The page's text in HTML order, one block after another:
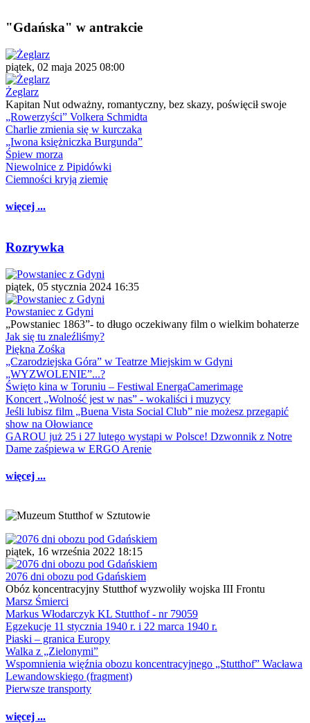
"Gdańska" w antrakcie
piątek, 02 maja 2025 08:00
Żeglarz
Kapitan Nut odważny, romantyczny, bez skazy, poświęcił swoje
„Rowerzyści” Volkera Schmidta
Charlie zmienia się w kurczaka
„Iwona księżniczka Burgunda”
Śpiew morza
Niewolnice z Pipidówki
Ciemności kryją ziemię
więcej ...
Rozrywka
piątek, 05 stycznia 2024 16:35
Powstaniec z Gdyni
„Powstaniec 1863”- to długo oczekiwany film o wielkim bohaterze
Jak się tu znaleźliśmy?
Piękna Zośka
„Czarodziejska Góra” w Teatrze Miejskim w Gdyni
„WYZWOLENIE”...?
Święto kina w Toruniu – Festiwal EnergaCamerimage
Koncert „Wolność jest w nas” - wokaliści i muzycy
Jeśli lubisz film „Buena Vista Social Club” nie możesz przegapić
show na Ołowiance
GAROU już 25 i 27 lutego wystąpi w Polsce! Dzwonnik z Notre
Dame zaśpiewa w ERGO Arenie
więcej ...
piątek, 16 września 2022 18:15
2076 dni obozu pod Gdańskiem
Obóz koncentracyjny Stutthof wyzwoliły wojska III Frontu
Marsz Śmierci
Markus Włodarczyk KL Stutthof - nr 79059
Egzekucje 11 stycznia 1940 r. i 22 marca 1940 r.
Piaski – granica Europy
Walka z „Zielonymi”
Wspomnienia więźnia obozu koncentracyjnego „Stutthof” Wacława
Lewandowskiego (fragment)
Pierwsze transporty
więcej ...